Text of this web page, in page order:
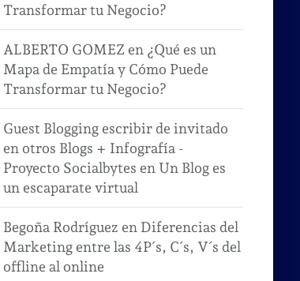
Transformar tu Negocio?
ALBERTO GOMEZ en ¿Qué es un
Mapa de Empatía y Cómo Puede
Transformar tu Negocio?
Guest Blogging escribir de invitado
en otros Blogs + Infografía -
Proyecto Socialbytes en Un Blog es
un escaparate virtual
Begoña Rodríguez en Diferencias del
Marketing entre las 4P´s, C´s, V´s del
offline al online